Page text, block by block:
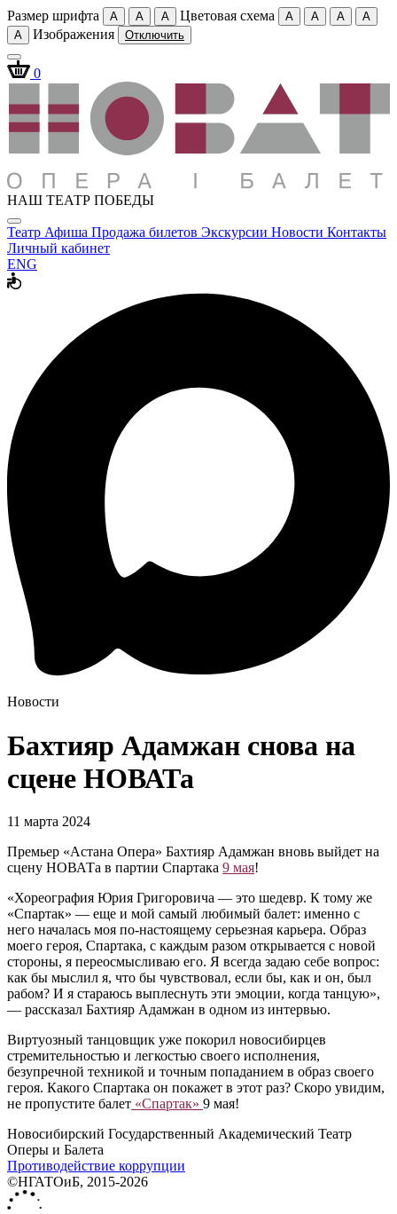
Размер шрифта A A A Цветовая схема A A A
A
A
Изображения Отключить
0
НАШ ТЕАТР ПОБЕДЫ
Театр Афиша Продажа билетов Экскурсии Новости Контакты
Личный кабинет
ENG
Новости
Бахтияр Адамжан снова на
сцене НОВАТа
11 марта 2024
Премьер «Астана Опера» Бахтияр Адамжан вновь выйдет на
сцену НОВАТа в партии Спартака 9 мая!
«Хореография Юрия Григоровича — это шедевр. К тому же
«Спартак» — еще и мой самый любимый балет: именно с
него началась моя по-настоящему серьезная карьера. Образ
моего героя, Спартака, с каждым разом открывается с новой
стороны, я переосмысливаю его. Я всегда задаю себе вопрос:
как бы мыслил я, что бы чувствовал, если бы, как и он, был
рабом? И я стараюсь выплеснуть эти эмоции, когда танцую»,
— рассказал Бахтияр Адамжан в одном из интервью.
Виртуозный танцовщик уже покорил новосибирцев
стремительностью и легкостью своего исполнения,
безупречной техникой и точным попаданием в образ своего
героя. Какого Спартака он покажет в этот раз? Скоро увидим,
не пропустите балет «Спартак» 9 мая!
Новосибирский Государственный Академический Театр
Оперы и Балета
Противодействие коррупции
©НГАТОиБ, 2015-2026